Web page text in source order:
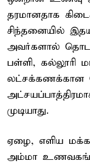
தரமானதாக
சிந்தனையில்
அவர்களால்
பள்ளி, கல்லூரி
லட்சக்கணக்கான
முடியாது.
ஏழை, எளிய
அம்மா